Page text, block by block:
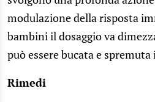
modulazione della risposta
bambini il dosaggio va
può essere bucata e spremuta
Rimedi